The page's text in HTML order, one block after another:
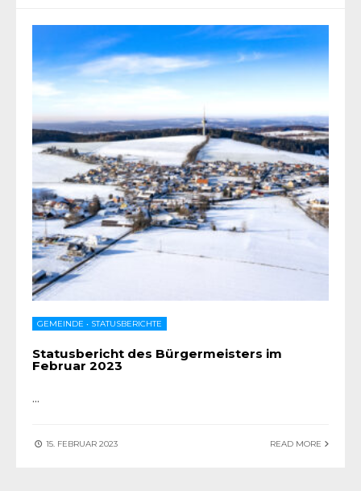
GEMEINDE • STATUSBERICHTE
Statusbericht des Bürgermeisters im
Februar 2023
...
15. FEBRUAR 2023 READ MORE